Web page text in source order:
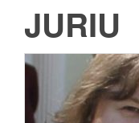
JURIU